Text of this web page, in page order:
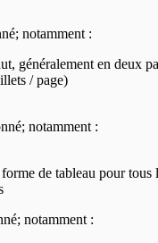
notamment :
généralement en deux
/ page)
notamment :
de tableau pour
notamment :